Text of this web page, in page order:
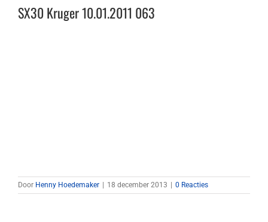
SX30 Kruger 10.01.2011 063
Door Henny Hoedemaker | 18 december 2013 | 0 Reacties